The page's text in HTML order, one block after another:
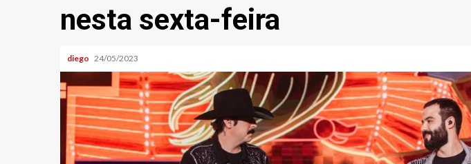
nesta sexta-feira
diego 24/05/2023